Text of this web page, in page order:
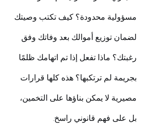
مسؤولية محدودة؟ كيف تكتب وصيتك
لضمان توزيع أموالك بعد وفاتك وفق
رغبتك؟ ماذا تفعل إذا تم اتهامك ظلمًا
بجريمة لم ترتكبها؟ هذه كلها قرارات
مصيرية لا يمكن بناؤها على التخمين،
بل على فهم قانوني راسخ.